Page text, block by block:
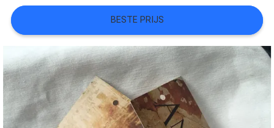
SITEMAP
PRIVACYBELEID
BESTE PRIJS